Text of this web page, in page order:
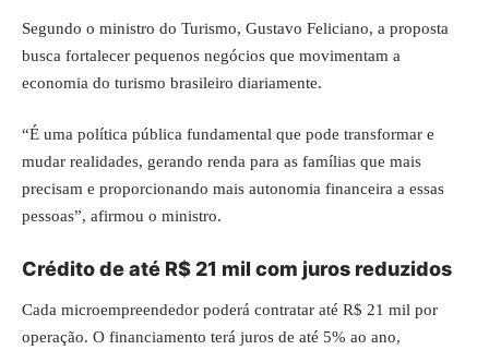
Segundo o ministro do Turismo, Gustavo Feliciano, a proposta
busca fortalecer pequenos negócios que movimentam a
economia do turismo brasileiro diariamente.
“É uma política pública fundamental que pode transformar e
mudar realidades, gerando renda para as famílias que mais
precisam e proporcionando mais autonomia financeira a essas
pessoas”, afirmou o ministro.
Crédito de até R$ 21 mil com juros reduzidos
Cada microempreendedor poderá contratar até R$ 21 mil por
operação. O financiamento terá juros de até 5% ao ano,